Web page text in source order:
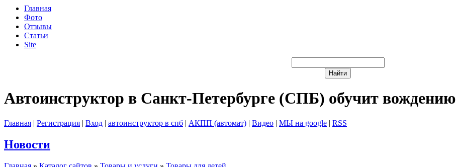
Главная
Фото
Отзывы
Статьи
Site
Автоинструктор в Санкт-Петербурге (СПБ) обучит вождению
Главная | Регистрация | Вход | автоинструктор в спб | АКПП (автомат) | Видео | МЫ на google | RSS
Новости